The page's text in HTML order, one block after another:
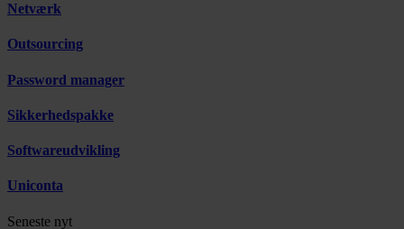
Netværk
Outsourcing
Password manager
Sikkerhedspakke
Softwareudvikling
Uniconta
Seneste nyt